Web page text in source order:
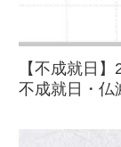
【不成就日
不成就日・仏